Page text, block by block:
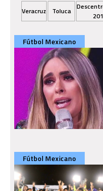
Veracruz
Toluca
Fútbol Mexicano
Fútbol Mexicano